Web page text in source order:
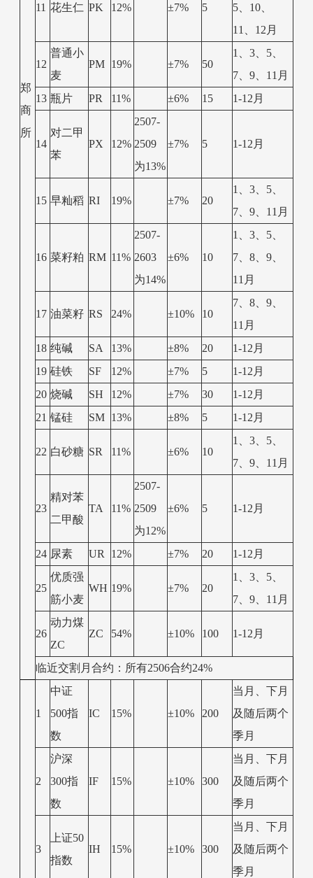
郑
商
所
11 花生仁 PK 12% ±7% 5
5、10、
11、12月
12
普通小
麦
PM 19% ±7% 50
1、3、5、
7、9、11月
13 瓶片 PR 11% ±6% 15 1-12月
14
对二甲
苯
PX 12%
2507-
2509
为13%
±7% 5 1-12月
15 早籼稻 RI 19% ±7% 20
1、3、5、
7、9、11月
16 菜籽粕 RM 11%
2507-
2603
为14%
±6% 10
1、3、5、
7、8、9、
11月
17 油菜籽 RS 24% ±10% 10
7、8、9、
11月
18 纯碱 SA 13% ±8% 20
1-12月
19 硅铁 SF 12% ±7% 5
1-12月
20 烧碱 SH 12% ±7% 30
1-12月
21 锰硅 SM 13% ±8% 5 1-12月
22 白砂糖 SR 11% ±6% 10
1、3、5、
7、9、11月
23
精对苯
二甲酸
TA 11%
2507-
2509
为12%
±6% 5 1-12月
24 尿素 UR 12% ±7% 20 1-12月
25
优质强
筋小麦
WH 19% ±7% 20
1、3、5、
7、9、11月
26
动力煤
ZC
ZC 54% ±10% 100 1-12月
临近交割月合约：所有2506合约24%
1
中证
500指
数
IC 15% ±10% 200
当月、下月
及随后两个
季月
2
沪深
300指
数
IF 15% ±10% 300
当月、下月
及随后两个
季月
3
上证50
指数
IH 15% ±10% 300
当月、下月
及随后两个
季月